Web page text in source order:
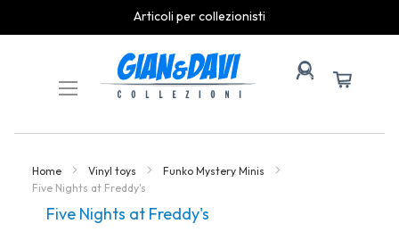
Articoli per collezionisti
Content
Home Vinyl toys
Funko Mystery Minis
Five Nights at Freddy's
Five Nights at Freddy's